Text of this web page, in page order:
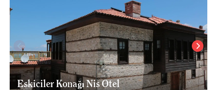
Eskiciler Konağı Nis Otel